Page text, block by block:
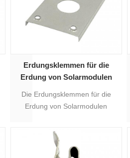
Erdungsklemmen für die
Erdung von Solarmodulen
Die Erdungsklemmen für die
Erdung von Solarmodulen
Erdung von Dachträger-
Solarmodulen.